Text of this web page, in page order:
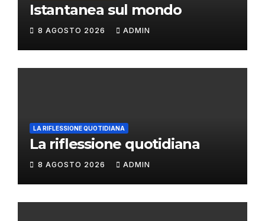
Istantanea sul mondo
8 AGOSTO 2026 ADMIN
LA RIFLESSIONE QUOTIDIANA
La riflessione quotidiana
8 AGOSTO 2026 ADMIN